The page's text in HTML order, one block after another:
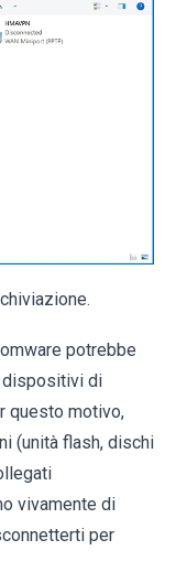
potrebbe
dispositivi di
questo motivo,
(unità flash, dischi
vivamente di
per